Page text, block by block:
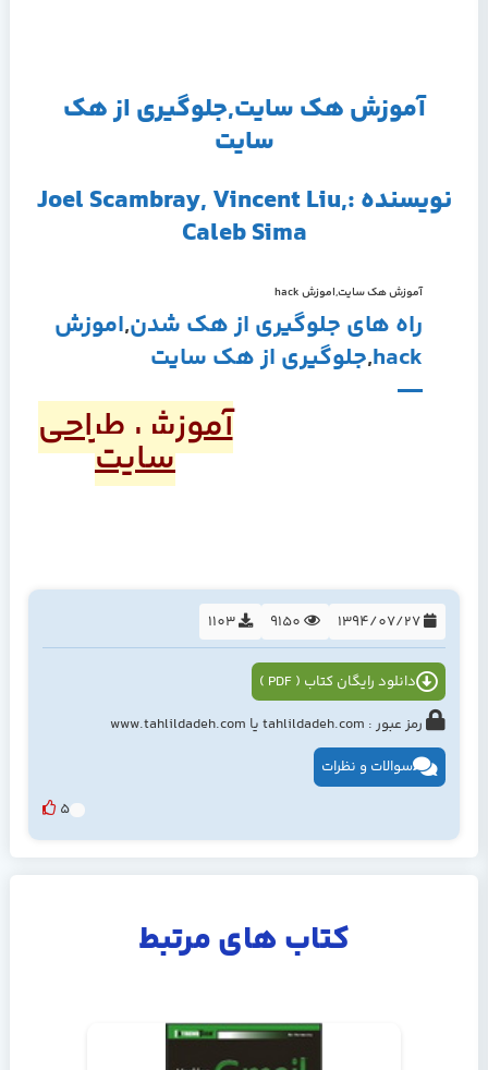
آموزش هك سايت,جلوگيري از هك
سايت
نویسنده :Joel Scambray, Vincent Liu,
Caleb Sima
آموزش هك سايت,اموزش hack
راه هاي جلوگيري از هك شدن,اموزش
hack
,جلوگيري از هك سايت
آموزش طراحي
سايت
1394/07/27
1103
دانلود رایگان کتاب ( PDF )
رمز عبور : tahlildadeh.com یا www.tahlildadeh.com
سوالات و نظرات
5
کتاب های مرتبط